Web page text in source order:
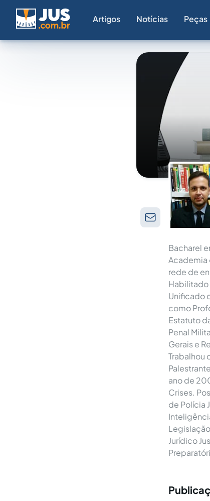
Artigos Notícias Peças
Bacharel
Academia
rede de
Habilitado
Unificado
como
Estatuto
Penal
Gerais e
Trabalhou
ano de
Crises.
de Polícia
Jurídico